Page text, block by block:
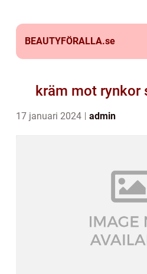
BEAUTYFÖRALLA.se
kräm mot rynkor
17 januari 2024 admin